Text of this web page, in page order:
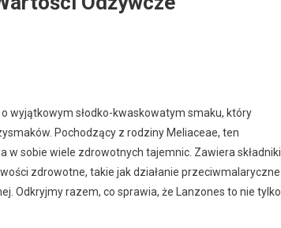
wyjątkowym słodko-kwaskowatym smaku, który
Pochodzący z rodziny Meliaceae, ten
sobie wiele zdrowotnych tajemnic. Zawiera składniki
zdrowotne, takie jak działanie przeciwmalaryczne
Odkryjmy razem, co sprawia, że Lanzones to nie tylko